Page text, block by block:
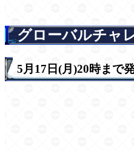
グローバルチャ
5月17日(月)20時まで